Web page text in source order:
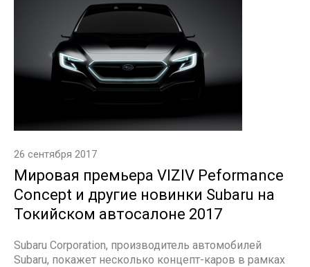
26 сентября 2017
Мировая премьера VIZIV Peformance
Concept и другие новинки Subaru на
Токийском автосалоне 2017
Subaru Corporation, производитель автомобилей
Subaru, покажет несколько концепт-каров в рамках